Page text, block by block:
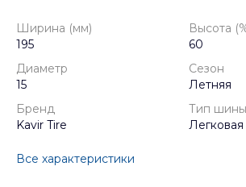
Ширина (мм)
195
Высота
60
Диаметр
15
Сезон
Летняя
Бренд
Kavir Tire
Тип шины
Легковая
Все характеристики